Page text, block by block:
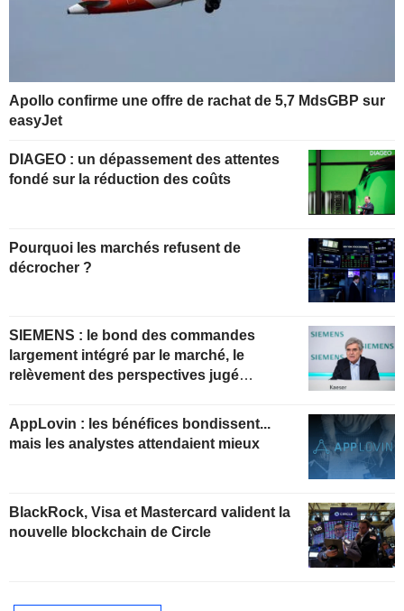
Apollo confirme une offre de rachat de 5,7 MdsGBP sur
easyJet
DIAGEO : un dépassement des attentes
fondé sur la réduction des coûts
Pourquoi les marchés refusent de
décrocher ?
SIEMENS : le bond des commandes
largement intégré par le marché, le
relèvement des perspectives jugé
actuelles
AppLovin : les bénéfices bondissent...
mais les analystes attendaient mieux
BlackRock, Visa et Mastercard valident la
nouvelle blockchain de Circle